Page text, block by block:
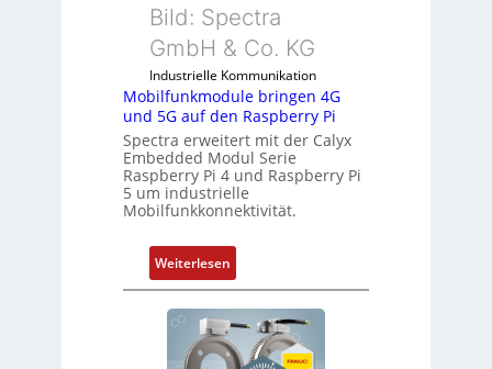
z
i
l
m
m
b
r
n
e
n
I
d
u
s
t
r
e
-
C
l
ä
s
s
Bild: Spectra
GmbH & Co. KG
Industrielle Kommunikation
Mobilfunkmodule bringen 4G
und 5G auf den Raspberry Pi
Spectra erweitert mit der Calyx
Embedded Modul Serie
Raspberry Pi 4 und Raspberry Pi
5 um industrielle
Mobilfunkkonnektivität.
Weiterlesen:
M
o
b
i